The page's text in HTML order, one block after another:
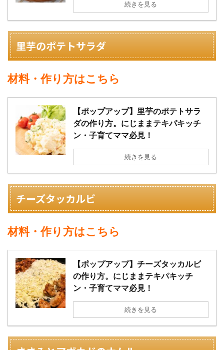
続きを見る
里芋のポテトサラダ
材料・作り方はこちら
【ポップアップ】里芋のポテトサラ
ダの作り方。にじままテキパキッチ
ン・子育てママ必見！
続きを見る
チーズタッカルビ
材料・作り方はこちら
【ポップアップ】チーズタッカルビ
の作り方。にじままテキパキッチ
ン・子育てママ必見！
続きを見る